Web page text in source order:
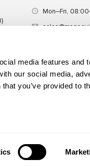
media features and
our social media,
you’ve provided to
Mon–Fri,
specjalne